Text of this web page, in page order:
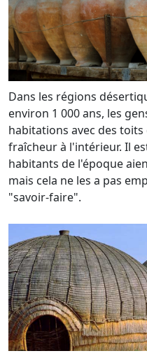
Dans les régions
environ 1 000 ans, les
habitations avec des
fraîcheur à l'intérieur. Il
habitants de l'époque
mais cela ne les a pas
"savoir-faire".